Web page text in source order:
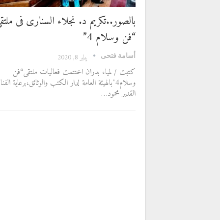
بالصور..تكريم د. نجلاء السنارى فى
“فن وسلام 4”
أسامة فتحى يناير 8, 2020
كتبت / لمياء بدران اختتمت فعاليات ملتقى“فن
وسلام4″بالهيئة العامة لدار الكتب والوثائق،برعاية
القدير محمود…